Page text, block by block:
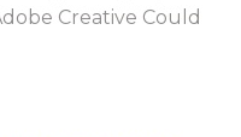
Creative Could